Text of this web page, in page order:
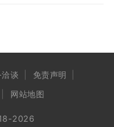
谈
免责声明
网站地图
2026